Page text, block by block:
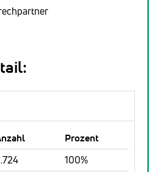
Prozent
100%